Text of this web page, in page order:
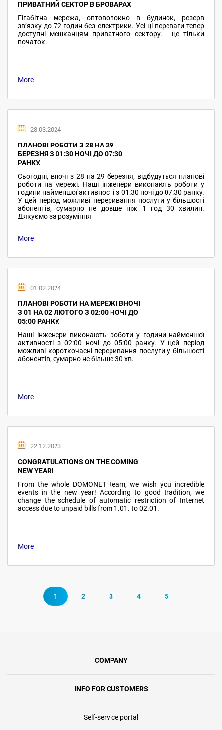
ПРИВАТНИЙ СЕКТОР В БРОВАРАХ
Гігабітна мережа, оптоволокно в будинок, резерв
звʼязку до 72 годин без електрики. Усі ці переваги тепер
доступні мешканцям приватного сектору. І це тільки
початок.
More
28.03.2024
ПЛАНОВІ РОБОТИ З 28 НА 29
БЕРЕЗНЯ З 01:30 НОЧІ ДО 07:30
РАНКУ.
Сьогодні, вночі з 28 на 29 березня, відбудуться планові
роботи на мережі. Наші інженери виконають роботи у
години найменшої активності з 01:30 ночі до 07:30 ранку.
У цей період можливі переривання послуги у більшості
абонентів, сумарно не довше ніж 1 год 30 хвилин.
Дякуємо за розуміння
More
01.02.2024
ПЛАНОВІ РОБОТИ НА МЕРЕЖІ ВНОЧІ
З 01 НА 02 ЛЮТОГО З 02:00 НОЧІ ДО
05:00 РАНКУ.
Наші інженери виконають роботи у години найменшої
активності з 02:00 ночі до 05:00 ранку. У цей період
можливі короткочасні переривання послуги у більшості
абонентів, сумарно не більше 30 хв.
More
22.12.2023
CONGRATULATIONS ON THE COMING
NEW YEAR!
From the whole DOMONET team, we wish you incredible
events in the new year! According to good tradition, we
change the schedule of automatic restriction of Internet
access due to unpaid bills from 1.01. to 02.01.
More
1 2 3 4 5
COMPANY
INFO FOR CUSTOMERS
Self-service portal